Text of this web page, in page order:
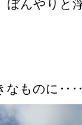
ぼんやりと
なものに